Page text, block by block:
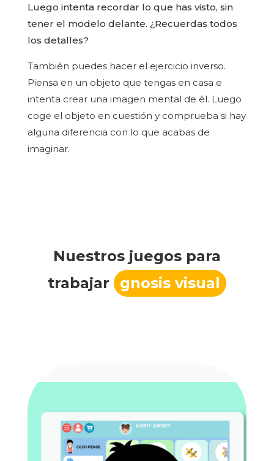
Luego intenta recordar lo que has visto, sin
tener el modelo delante. ¿Recuerdas todos
los detalles?
También puedes hacer el ejercicio inverso.
Piensa en un objeto que tengas en casa e
intenta crear una imagen mental de él. Luego
coge el objeto en cuestión y comprueba si hay
alguna diferencia con lo que acabas de
imaginar.
Nuestros juegos para
trabajar
gnosis visual